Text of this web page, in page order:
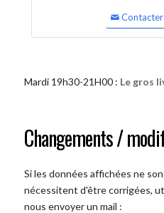
Mardi 19h30-21H00 : Le gros
Changements /
Si les données affichées ne
nécessitent d'être corrigées,
nous envoyer un mail :